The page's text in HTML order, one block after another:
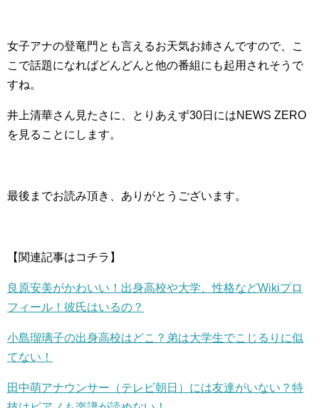
女子アナの登竜門とも言えるお天気お姉さんですので、こ
こで話題になればどんどんと他の番組にも起用されそうで
すね。
井上清華さん見たさに、とりあえず30日にはNEWS ZERO
を見ることにします。
最後までお読み頂き、ありがとうございます。
【関連記事はコチラ】
良原安美がかわいい！出身高校や大学、性格などWikiプロ
フィール！彼氏はいるの？
小島瑠璃子の出身高校はどこ？弟は大学生でこじるりに似
てない！
田中萌アナウンサー（テレビ朝日）には友達がいない？特